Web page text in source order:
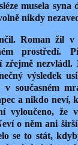
musela
nikdy
Roman žil v
prostředí.
zřejmě nezvládl.
výsledek
současném
a nikdo neví,
vyloučeno, že
o něm ani
se to stát,